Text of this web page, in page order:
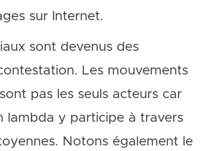
sur Internet.
sont devenus des
Les mouvements
pas les seuls acteurs car
lambda y participe à travers
Notons également le